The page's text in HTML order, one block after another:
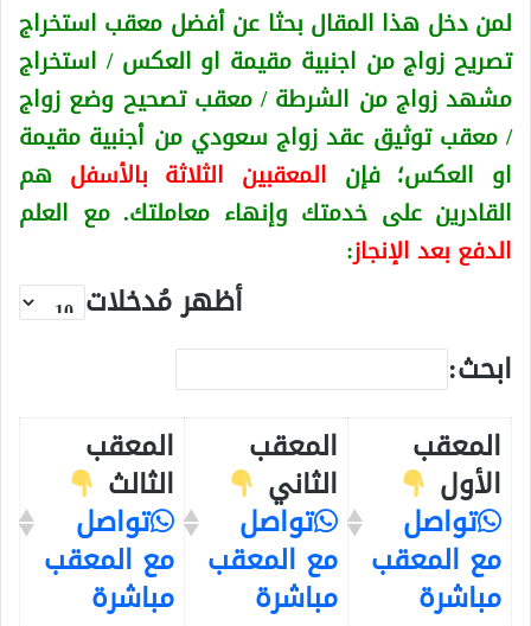
لمن دخل هذا المقال بحثا عن أفضل معقب استخراج
تصريح زواج من اجنبية مقيمة او العكس/ استخراج
مشهد زواج من الشرطة / معقب تصحيح وضع زواج
/ معقب توثيق عقد زواج سعودي من أجنبية مقيمة
او العكس؛ فإن المعقبين الثلاثة بالأسفل هم
القادرين على خدمتك وإنهاء معاملتك. مع العلم
الدفع بعد الإنجاز:
أظهر مُدخلات
ابحث:
المعقب
الأول
تواصل
مع المعقب
مباشرة
المعقب
الثاني
تواصل
مع المعقب
مباشرة
المعقب
الثالث
تواصل
مع المعقب
مباشرة